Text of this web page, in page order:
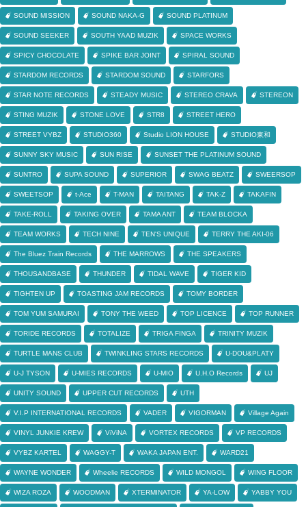
SOUND MISSION SOUND NAKA-G SOUND PLATINUM
SOUND SEEKER SOUTH YAAD MUZIK SPACE WORKS
SPICY CHOCOLATE SPIKE BAR JOINT SPIRAL SOUND
STARDOM RECORDS STARDOM SOUND STARFORS
STAR NOTE RECORDS STEADY MUSIC STEREO CRAVA STEREON
STING MUZIK STONE LOVE STR8 STREET HERO
STREET VYBZ STUDIO360 Studio LION HOUSE STUDIO東和
SUNNY SKY MUSIC SUN RISE SUNSET THE PLATINUM SOUND
SUNTRO SUPA SOUND SUPERIOR SWAG BEATZ SWEERSOP
SWEETSOP t-Ace T-MAN TAITANG TAK-Z TAKAFIN
TAKE-ROLL TAKING OVER TAMA ANT TEAM BLOCKA
TEAM WORKS TECH NINE TEN'S UNIQUE TERRY THE AKI-06
The Bluez Train Records THE MARROWS THE SPEAKERS
THOUSANDBASE THUNDER TIDAL WAVE TIGER KID
TIGHTEN UP TOASTING JAM RECORDS TOMY BORDER
TOM YUM SAMURAI TONY THE WEED TOP LICENCE TOP RUNNER
TORIDE RECORDS TOTALIZE TRIGA FINGA TRINITY MUZIK
TURTLE MANS CLUB TWINKLING STARS RECORDS U-DOU&PLATY
U-J TYSON U-MIES RECORDS U-MIO U.H.O Records UJ
UNITY SOUND UPPER CUT RECORDS UTH
V.I.P INTERNATIONAL RECORDS VADER VIGORMAN Village Again
VINYL JUNKIE KREW ViViNA VORTEX RECORDS VP RECORDS
VYBZ KARTEL WAGGY-T WAKA JAPAN ENT. WARD21
WAYNE WONDER Wheelie RECORDS WILD MONGOL WING FLOOR
WIZA ROZA WOODMAN XTERMINATOR YA-LOW YABBY YOU